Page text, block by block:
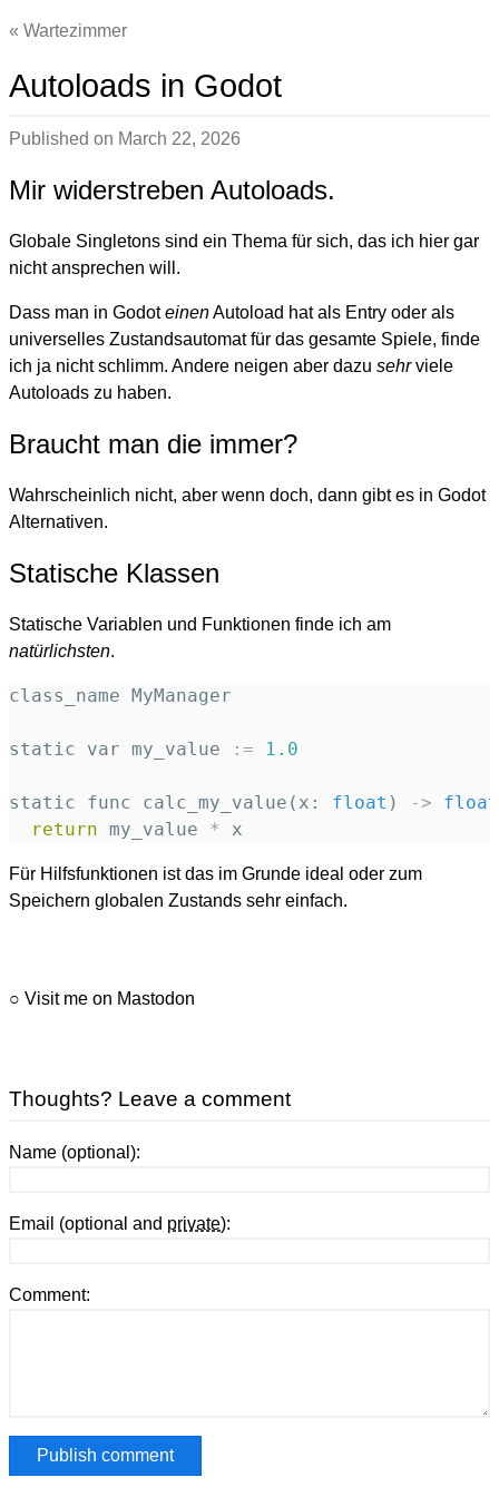
Wartezimmer
Autoloads in Godot
Published on March 22, 2026
Mir widerstreben Autoloads.
Globale Singletons sind ein Thema für sich, das ich hier gar
nicht ansprechen will.
Dass man in GodoteinenAutoload hat als Entry oder als
universelles Zustandsautomat für das gesamte Spiele, finde
ich ja nicht schlimm. Andere neigen aber dazu sehrviele
Autoloads zu haben.
Braucht man die immer?
Wahrscheinlich nicht, aber wenn doch, dann gibt es in Godot
Alternativen.
Statische Klassen
Statische Variablen und Funktionen finde ich am
natürlichsten.
class_name MyManager
static var my_value := 1.0
static func calc_my_value(x: float ) ->
float
return
my_value * x
Für Hilfsfunktionen ist das im Grunde ideal oder zum
Speichern globalen Zustands sehr einfach.
○ Visit me on Mastodon
Thoughts? Leave a comment
Name (optional):
Email (optional and private):
Comment: